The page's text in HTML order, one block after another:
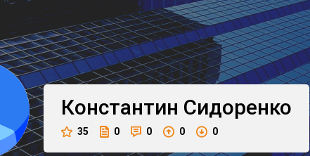
Константин Сидоренко
35 0 0 0 0